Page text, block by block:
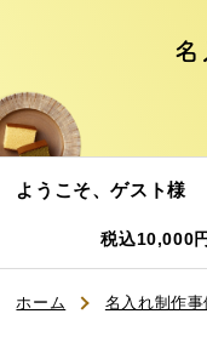
制作事例
浜松文明堂に
初めてのお客
名
税込10,000
ようこそ、ゲスト様
ホーム 名入れ制作事